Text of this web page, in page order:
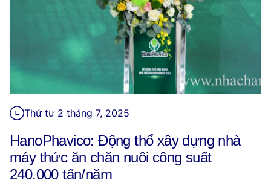
Thứ tư 2 tháng 7, 2025
HanoPhavico: Động thổ xây dựng nhà
máy thức ăn chăn nuôi công suất
240.000 tấn/năm